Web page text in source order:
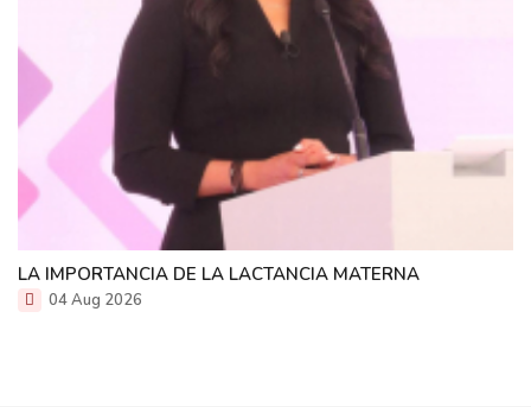
LA IMPORTANCIA DE LA LACTANCIA MATERNA
04 Aug 2026